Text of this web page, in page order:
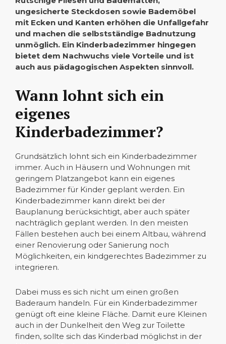
ungesicherte Steckdosen sowie Bademöbel
mit Ecken und Kanten erhöhen die Unfallgefahr
und machen die selbstständige Badnutzung
unmöglich. Ein Kinderbadezimmer hingegen
bietet dem Nachwuchs viele Vorteile und ist
auch aus pädagogischen Aspekten sinnvoll.
Wann lohnt sich ein
eigenes
Kinderbadezimmer?
Grundsätzlich lohnt sich ein Kinderbadezimmer
immer. Auch in Häusern und Wohnungen mit
geringem Platzangebot kann ein eigenes
Badezimmer für Kinder geplant werden. Ein
Kinderbadezimmer kann direkt bei der
Bauplanung berücksichtigt, aber auch später
nachträglich geplant werden. In den meisten
Fällen bestehen auch bei einem Altbau, während
einer Renovierung oder Sanierung noch
Möglichkeiten, ein kindgerechtes Badezimmer zu
integrieren.
Dabei muss es sich nicht um einen großen
Baderaum handeln. Für ein Kinderbadezimmer
genügt oft eine kleine Fläche. Damit eure Kleinen
auch in der Dunkelheit den Weg zur Toilette
finden, sollte sich das Kinderbad möglichst in der